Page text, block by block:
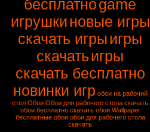
бесплатноgame
игрушкиновые игры
скачать игрыигры
скачатьигры
скачать бесплатно
новинки игр обои на рабочий
стол Обои Обои для рабочего стола скачать
обои бесплатно скачать обои Wallpaper
бесплатные обои обои для рабочего стола
скачать